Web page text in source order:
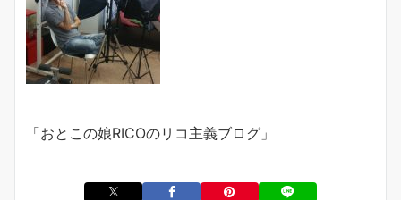
「おとこの娘RICOのリコ主義ブログ」